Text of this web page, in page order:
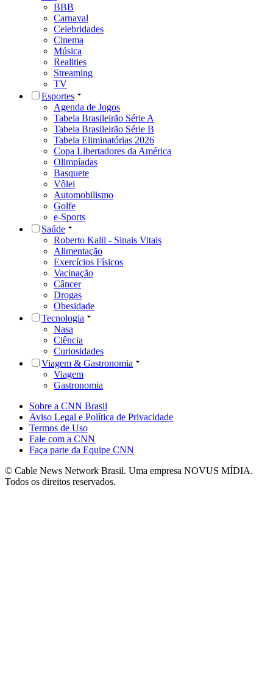
BBB
Carnaval
Celebridades
Cinema
Música
Realities
Streaming
TV
Esportes
Agenda de Jogos
Tabela Brasileirão Série A
Tabela Brasileirão Série B
Tabela Eliminatórias 2026
Copa Libertadores da América
Olimpíadas
Basquete
Vôlei
Automobilismo
Golfe
e-Sports
Saúde
Roberto Kalil - Sinais Vitais
Alimentação
Exercícios Físicos
Vacinação
Câncer
Drogas
Obesidade
Tecnologia
Nasa
Ciência
Curiosidades
Viagem & Gastronomia
Viagem
Gastronomia
Sobre a CNN Brasil
Aviso Legal e Política de Privacidade
Termos de Uso
Fale com a CNN
Faça parte da Equipe CNN
© Cable News Network Brasil. Uma empresa NOVUS MÍDIA.
Todos os direitos reservados.